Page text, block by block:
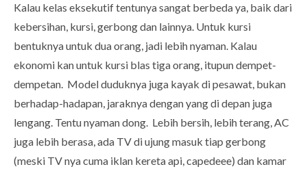
Kalau kelas eksekutif tentunya sangat berbeda ya, baik dari
kebersihan, kursi, gerbong dan lainnya. Untuk kursi
bentuknya untuk dua orang, jadi lebih nyaman. Kalau
ekonomi kan untuk kursi blas tiga orang, itupun dempet-
dempetan. Model duduknya juga kayak di pesawat, bukan
berhadap-hadapan, jaraknya dengan yang di depan juga
lengang. Tentu nyaman dong. Lebih bersih, lebih terang, AC
juga lebih berasa, ada TV di ujung masuk tiap gerbong
(meski TV nya cuma iklan kereta api, capedeee) dan kamar